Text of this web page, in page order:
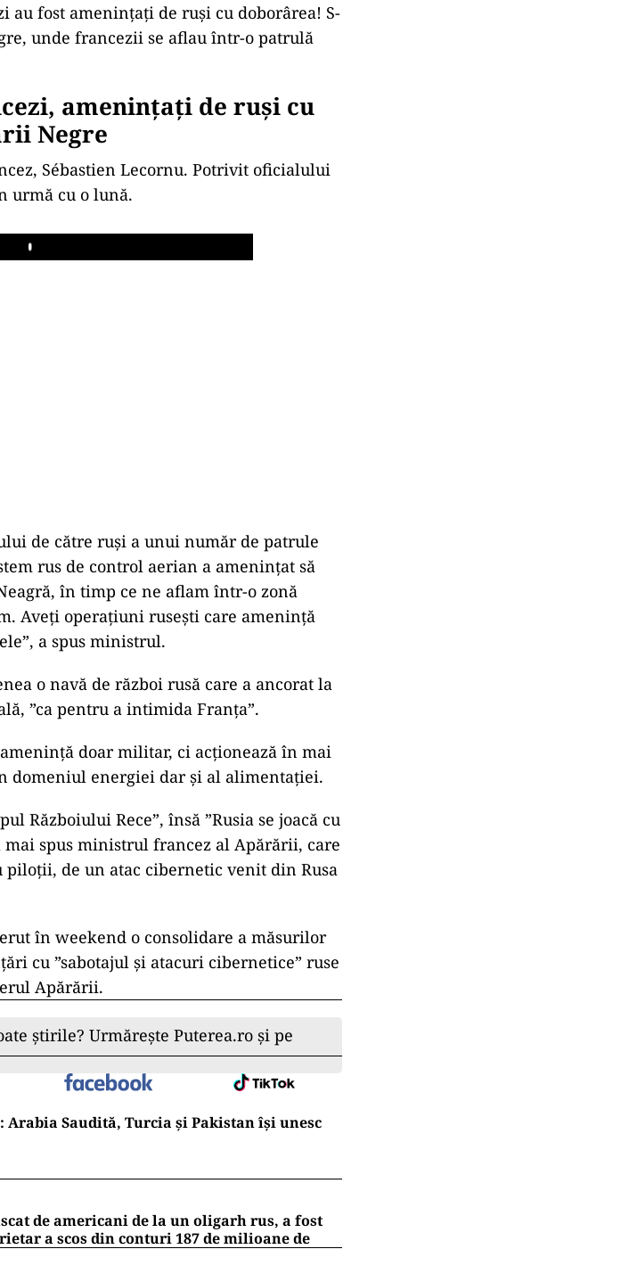
fost amenințați de ruși cu doborârea! S-
unde francezii se aflau într-o patrulă
amenințați de ruși cu
Negre
Sébastien Lecornu. Potrivit oficialului
urmă cu o lună.
Play
de către ruşi a unui număr de patrule
rus de control aerian a ameninţat să
în timp ce ne aflam într-o zonă
Aveţi operaţiuni ruseşti care ameninţă
a spus ministrul.
o navă de război rusă care a ancorat la
”ca pentru a intimida Franţa”.
doar militar, ci acționează în mai
domeniul energiei dar și al alimentaţiei.
Războiului Rece”, însă ”Rusia se joacă cu
spus ministrul francez al Apărării, care
de un atac cibernetic venit din Rusa
în weekend o consolidare a măsurilor
cu ”sabotajul şi atacuri cibernetice” ruse
Apărării.
știrile? Urmărește Puterea.ro și pe
Arabia Saudită, Turcia și Pakistan își unesc
de americani de la un oligarh rus, a fost
a scos din conturi 187 de milioane de